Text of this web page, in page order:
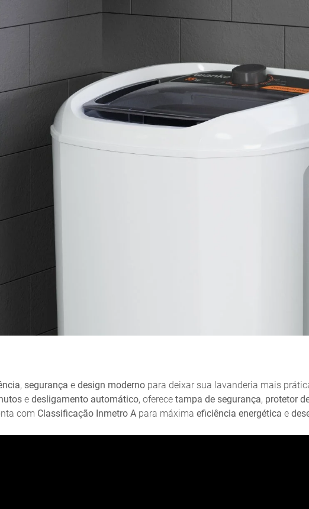
, segurança e design moderno para deixar sua lavanderia mais
e desligamento automático, oferece tampa de segurança, protetor
com Classificação Inmetro A para máxima eficiência energética e